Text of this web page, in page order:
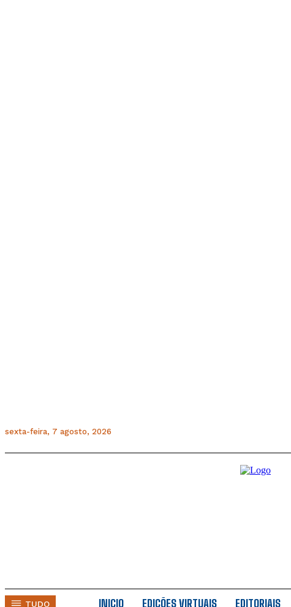
sexta-feira, 7 agosto, 2026
TUDO INICIO EDIÇÕES VIRTUAIS EDITORIAIS